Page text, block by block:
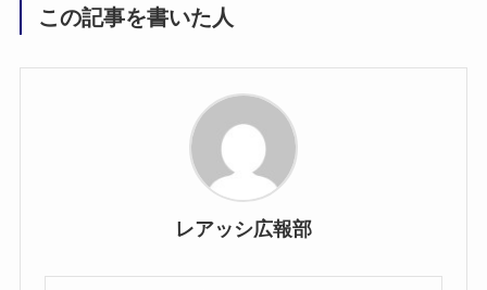
この記事を書いた人
レアッシ広報部